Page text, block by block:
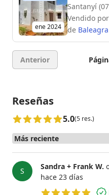
ene 2024
Santanyí
Vendido por
de Baleagra
Anterior
Reseñas
5.0(5 res.)
S Sandra + Frank W.
hace 23 días